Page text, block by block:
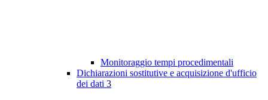
Monitoraggio tempi procedimentali
Dichiarazioni sostitutive e acquisizione d'ufficio
dei dati 3